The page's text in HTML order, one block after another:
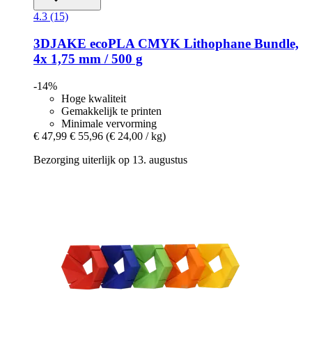
4.3 (15)
3DJAKE ecoPLA CMYK Lithophane Bundle,
4x 1,75 mm / 500 g
-14%
Hoge kwaliteit
Gemakkelijk te printen
Minimale vervorming
€ 47,99 € 55,96 (€ 24,00 / kg)
Bezorging uiterlijk op 13. augustus